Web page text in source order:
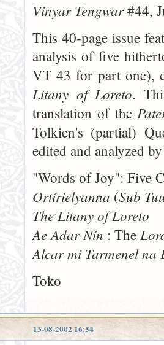
Vinyar Tengwar#44,
This 40-page issue
analysis of five
VT 43 for part one),
Litany of Loreto.
translation of the
Tolkien's (partial)
edited and analyzed
"Words of Joy": Five
Ortírielyanna (Sub
The Litany of Loreto
Ae Adar Nín : The
Alcar mi Tarmenel na
Toko
13-08-2002 16:54